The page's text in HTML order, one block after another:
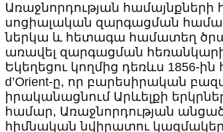
Առաջնորդության
սոցիալական զարգացման
ներկա և հետագա համատեղ
առավել զարգացման
Եկեղեցու կողմից դեռևս 1856-ին
d’Orient-ը, որ բարեսիրական
իրականացնում Արևելքի
համար, Առաջնորդության
հիմնական նվիրատու